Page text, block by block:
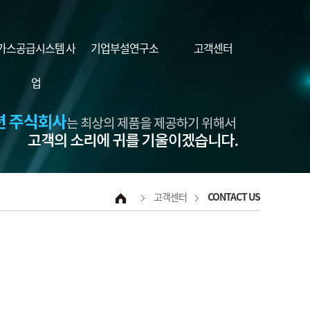
스공급시스템 사
업
기업부설연구소 고객센터
고객센터 CONTACT US